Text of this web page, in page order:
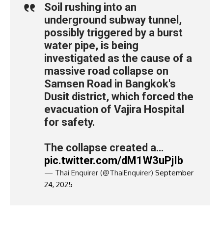
Soil rushing into an
underground subway tunnel,
possibly triggered by a burst
water pipe, is being
investigated as the cause of a
massive road collapse on
Samsen Road in Bangkok's
Dusit district, which forced the
evacuation of Vajira Hospital
for safety.
The collapse created a…
pic.twitter.com/dM1W3uPjIb
— Thai Enquirer (@ThaiEnquirer) September
24, 2025